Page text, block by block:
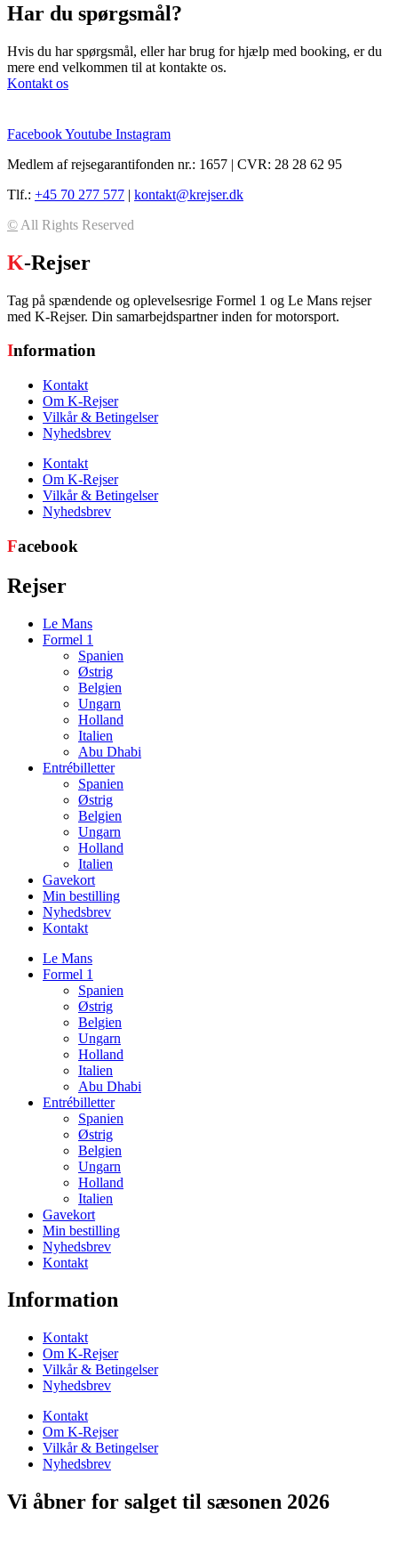
Har du spørgsmål?
Hvis du har spørgsmål, eller har brug for hjælp med booking, er du
mere end velkommen til at kontakte os.
Kontakt os
FacebookYoutube Instagram
Medlem af rejsegarantifonden nr.: 1657 | CVR: 28 28 62 95
Tlf.: +45 70 277 577 | kontakt@krejser.dk
© All Rights Reserved
K-Rejser
Tag på spændende og oplevelsesrige Formel 1 og Le Mans rejser
med K-Rejser. Din samarbejdspartner inden for motorsport.
Information
Kontakt
Om K-Rejser
Vilkår & Betingelser
Nyhedsbrev
Kontakt
Om K-Rejser
Vilkår & Betingelser
Nyhedsbrev
Facebook
Rejser
Le Mans
Formel 1
Spanien
Østrig
Belgien
Ungarn
Holland
Italien
Abu Dhabi
Entrébilletter
Spanien
Østrig
Belgien
Ungarn
Holland
Italien
Gavekort
Min bestilling
Nyhedsbrev
Kontakt
Le Mans
Formel 1
Spanien
Østrig
Belgien
Ungarn
Holland
Italien
Abu Dhabi
Entrébilletter
Spanien
Østrig
Belgien
Ungarn
Holland
Italien
Gavekort
Min bestilling
Nyhedsbrev
Kontakt
Information
Kontakt
Om K-Rejser
Vilkår & Betingelser
Nyhedsbrev
Kontakt
Om K-Rejser
Vilkår & Betingelser
Nyhedsbrev
Vi åbner for salget til sæsonen 2026